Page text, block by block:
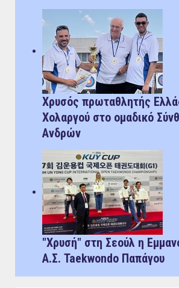
Χρυσός πρωταθλητής
Χολαργού στο ομαδικό
Ανδρών
"Χρυσή" στη Σεούλ η
Α.Σ. Taekwondo Παπάγου